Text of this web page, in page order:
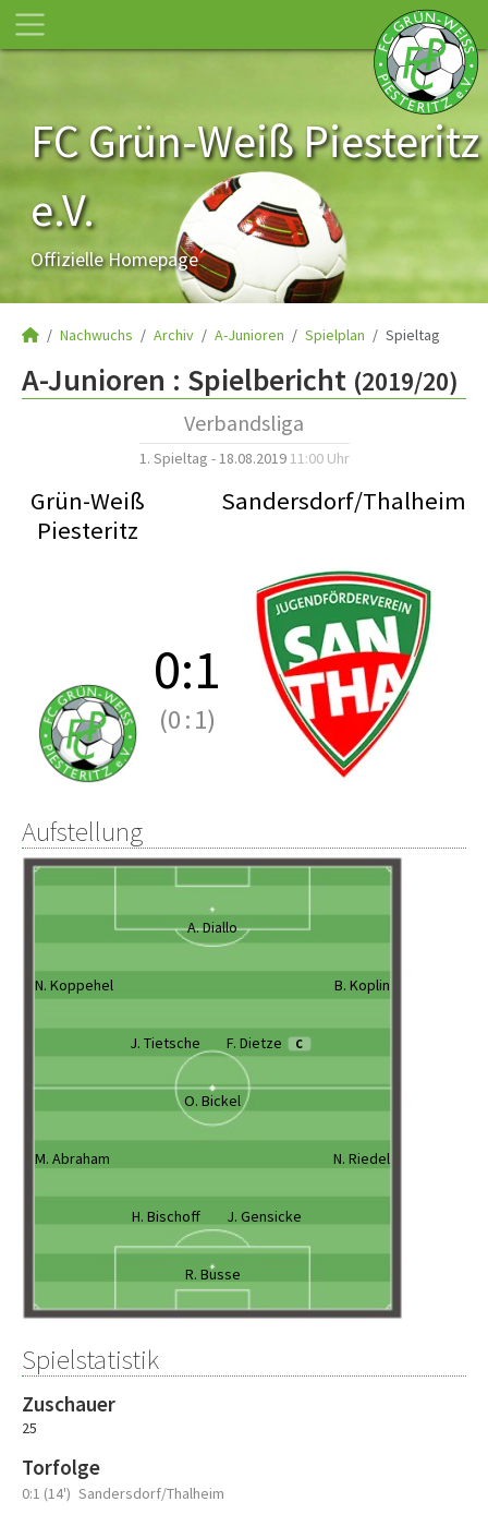
FC Grün-Weiß Piesteritz
e.V.
Offizielle Homepage
Nachwuchs Archiv A-Junioren Spielplan Spieltag
A-Junioren : Spielbericht (2019/20)
Verbandsliga
1. Spieltag - 18.08.2019 11:00 Uhr
Grün-Weiß
Piesteritz
Sandersdorf/Thalheim
0:1
(0:1)
Aufstellung
A. Diallo
N. Koppehel B. Koplin
J. Tietsche F. Dietze C
O. Bickel
M. Abraham N. Riedel
H. Bischoff J. Gensicke
R. Busse
Spielstatistik
Zuschauer
25
Torfolge
0:1 (14') Sandersdorf/Thalheim